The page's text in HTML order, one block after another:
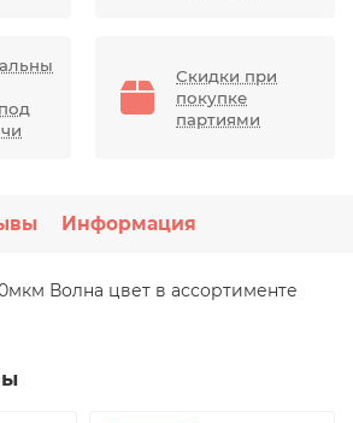
Скидки при
покупке
партиями
Информация
Волна цвет в ассортименте